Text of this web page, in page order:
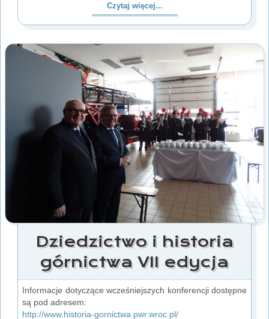
Czytaj więcej...
Dziedzictwo i historia
górnictwa VII edycja
Informacje dotyczące wcześniejszych konferencji dostępne
są pod adresem:
http://www.historia-gornictwa.pwr.wroc.pl/